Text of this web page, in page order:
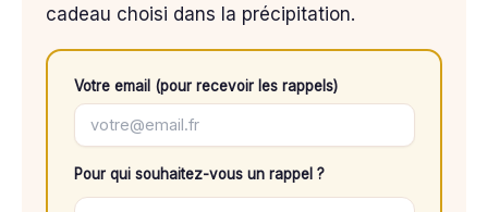
cadeau choisi dans la précipitation.
Votre email (pour recevoir les rappels)
Pour qui souhaitez-vous un rappel ?